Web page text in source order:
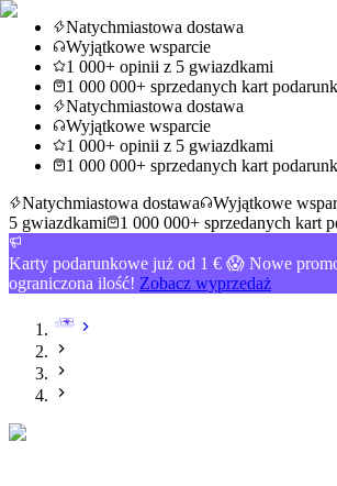
Natychmiastowa dostawa
Wyjątkowe wsparcie
1 000+ opinii z 5 gwiazdkami
1 000 000+ sprzedanych kart
Natychmiastowa dostawa
Wyjątkowe wsparcie
1 000+ opinii z 5 gwiazdkami
1 000 000+ sprzedanych kart
Natychmiastowa dostawa
Wyjątkowe
5 gwiazdkami
1 000 000+ sprzedanych kart
Karty podarunkowe już od 1 € 😱 Nowe
ograniczona ilość! Zobacz wyprzedaż